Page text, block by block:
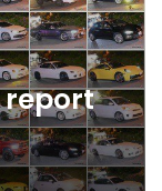
report